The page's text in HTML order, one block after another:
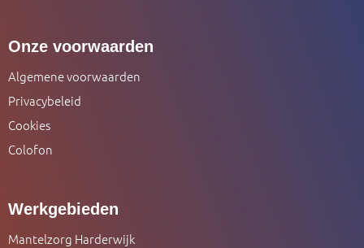
Onze voorwaarden
Algemene voorwaarden
Privacybeleid
Cookies
Colofon
Werkgebieden
Mantelzorg Harderwijk